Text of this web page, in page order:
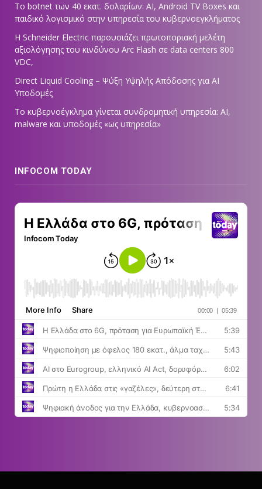
Το botnet των 40 εκατ. δολαρίων: AI, Android TV Boxes και
παιδικό λογισμικό στην υπηρεσία του κυβερνοεγκλήματος
Η Schneider Electric παρουσιάζει πρωτοποριακή μελέτη
αξιολόγησης του κινδύνου Arc Flash σε data centers 800
VDC,
Direct Liquid Cooling – Ψύξη Υψηλής Απόδοσης για AI
Υποδομές
Το κυβερνοέγκλημα γίνεται συνδρομητική υπηρεσία: AI,
malware και υποδομές «ως υπηρεσία»
INFOCOM TODAY